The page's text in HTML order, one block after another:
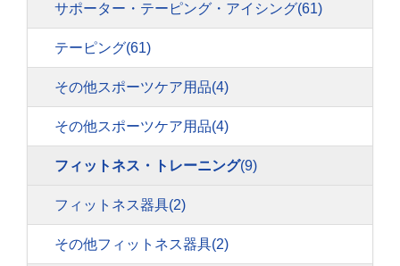
サポーター・テーピング・アイシング(61)
テーピング(61)
その他スポーツケア用品(4)
その他スポーツケア用品(4)
フィットネス・トレーニング(9)
フィットネス器具(2)
その他フィットネス器具(2)